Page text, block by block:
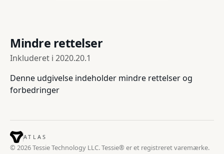
Mindre rettelser
Inkluderet i 2020.20.1
Denne udgivelse indeholder mindre rettelser og
forbedringer
ATLAS
© 2026 Tessie Technology LLC. Tessie® er et registreret varemærke.